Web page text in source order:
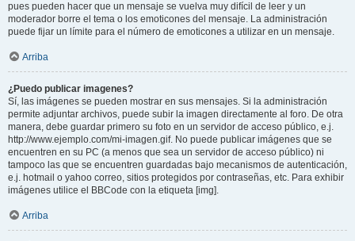
pues pueden hacer que un mensaje se vuelva muy difícil de leer y un
moderador borre el tema o los emoticones del mensaje. La administración
puede fijar un límite para el número de emoticones a utilizar en un mensaje.
Arriba
¿Puedo publicar imagenes?
Sí, las imágenes se pueden mostrar en sus mensajes. Si la administración
permite adjuntar archivos, puede subir la imagen directamente al foro. De otra
manera, debe guardar primero su foto en un servidor de acceso público, e.j.
http://www.ejemplo.com/mi-imagen.gif. No puede publicar imágenes que se
encuentren en su PC (a menos que sea un servidor de acceso público) ni
tampoco las que se encuentren guardadas bajo mecanismos de autenticación,
e.j. hotmail o yahoo correo, sitios protegidos por contraseñas, etc. Para exhibir
imágenes utilice el BBCode con la etiqueta [img].
Arriba